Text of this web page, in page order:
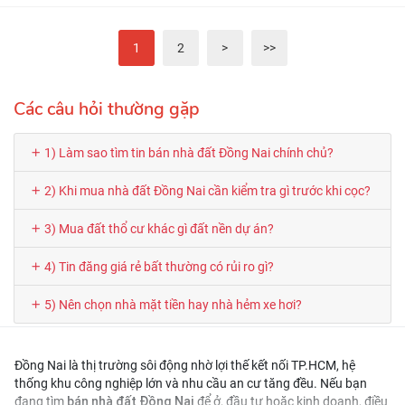
1 2 > >>
Các câu hỏi thường gặp
1) Làm sao tìm tin bán nhà đất Đồng Nai chính chủ?
2) Khi mua nhà đất Đồng Nai cần kiểm tra gì trước khi cọc?
3) Mua đất thổ cư khác gì đất nền dự án?
4) Tin đăng giá rẻ bất thường có rủi ro gì?
5) Nên chọn nhà mặt tiền hay nhà hẻm xe hơi?
Đồng Nai là thị trường sôi động nhờ lợi thế kết nối TP.HCM, hệ
thống khu công nghiệp lớn và nhu cầu an cư tăng đều. Nếu bạn
đang tìm bán nhà đất Đồng Nai để ở, đầu tư hoặc kinh doanh, điều